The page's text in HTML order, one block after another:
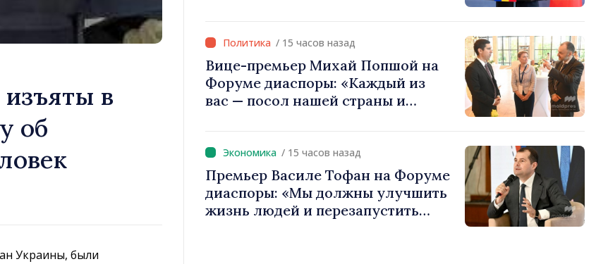
в
об
Украины, были
дать населённым пунктам шанс
развиваться»
/ 15 часов назад
Вице-премьер Михай Попшой на
Форуме диаспоры: «Каждый из
вас — посол нашей страны и
/ 15 часов назад
Премьер Василе Тофан на Форуме
диаспоры: «Мы должны улучшить
жизнь людей и перезапустить